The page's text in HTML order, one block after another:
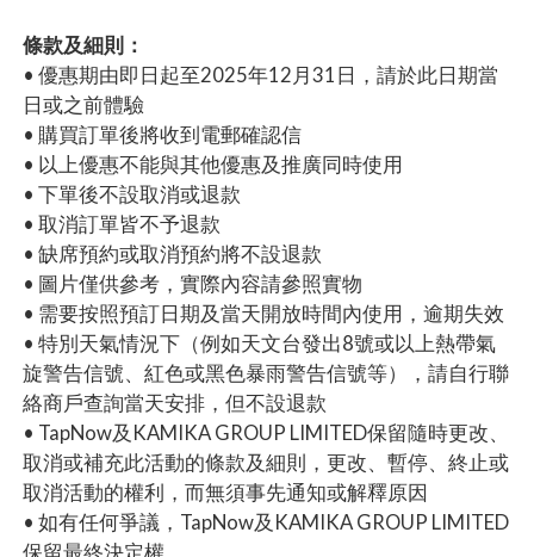
條款及細則：
• 優惠期由即日起至2025年12月31日，請於此日期當
日或之前體驗
• 購買訂單後將收到電郵確認信
• 以上優惠不能與其他優惠及推廣同時使用
• 下單後不設取消或退款
• 取消訂單皆不予退款
• 缺席預約或取消預約將不設退款
• 圖片僅供參考，實際內容請參照實物
• 需要按照預訂日期及當天開放時間內使用，逾期失效
• 特別天氣情況下（例如天文台發出8號或以上熱帶氣
旋警告信號、紅色或黑色暴雨警告信號等），請自行聯
絡商戶查詢當天安排，但不設退款
• TapNow及KAMIKA GROUP LIMITED保留隨時更改、
取消或補充此活動的條款及細則，更改、暫停、終止或
取消活動的權利，而無須事先通知或解釋原因
• 如有任何爭議，TapNow及KAMIKA GROUP LIMITED
保留最終決定權